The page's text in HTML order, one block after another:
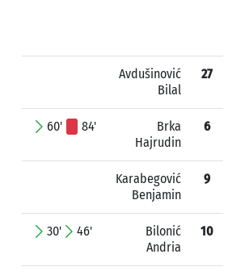
Avdušinović
Bilal
27
60' 84'
Brka
Hajrudin
6
Karabegović
Benjamin
9
30' 46'
Bilonić
Andria
10